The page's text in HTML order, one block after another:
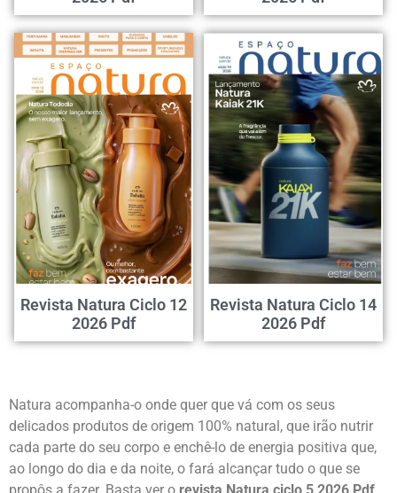
Revista Natura Ciclo 12
2026 Pdf
Revista Natura Ciclo 14
2026 Pdf
Natura acompanha-o onde quer que vá com os seus
delicados produtos de origem 100% natural, que irão nutrir
cada parte do seu corpo e enchê-lo de energia positiva que,
ao longo do dia e da noite, o fará alcançar tudo o que se
propôs a fazer. Basta ver o revista Natura ciclo 5 2026 Pdf